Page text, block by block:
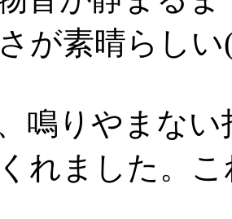
が素晴らし
鳴りやまな
れました。